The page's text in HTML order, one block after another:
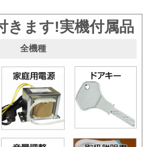
きます!実機付属品
全機種